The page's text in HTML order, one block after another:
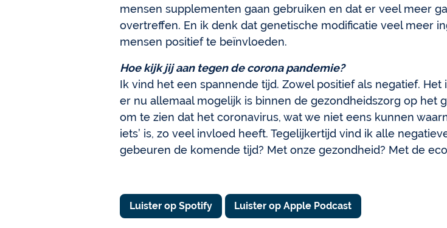
mensen supplementen gaan gebruiken en dat er veel meer
overtreffen. En ik denk dat genetische modificatie veel meer
mensen positief te beïnvloeden.
Hoe kijk jij aan tegen de corona pandemie?
Ik vind het een spannende tijd. Zowel positief als negatief.
er nu allemaal mogelijk is binnen de gezondheidszorg op het
om te zien dat het coronavirus, wat we niet eens kunnen
iets’ is, zo veel invloed heeft. Tegelijkertijd vind ik alle
gebeuren de komende tijd? Met onze gezondheid? Met de
Luister op Spotify Luister op Apple Podcast